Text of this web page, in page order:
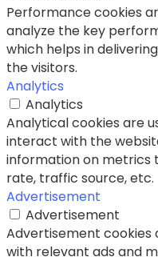
Performance cookies
analyze the key
which helps in
the visitors.
Analytics
Analytics
Analytical cookies are
interact with the
information on metrics
rate, traffic source, etc.
Advertisement
Advertisement
Advertisement cookies
with relevant ads and